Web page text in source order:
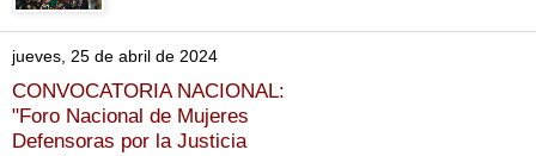
jueves, 25 de abril de 2024
CONVOCATORIA NACIONAL:
"Foro Nacional de Mujeres
Defensoras por la Justicia